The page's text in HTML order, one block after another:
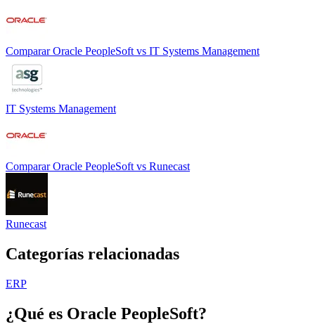
Comparar Oracle PeopleSoft vs IT Systems Management
IT Systems Management
Comparar Oracle PeopleSoft vs Runecast
Runecast
Categorías relacionadas
ERP
¿Qué es Oracle PeopleSoft?